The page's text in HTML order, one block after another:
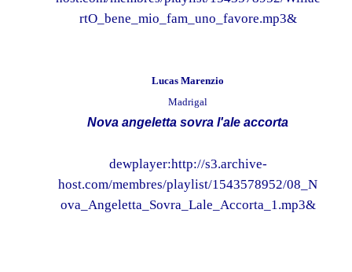
rtO_bene_mio_fam_uno_favore.mp3&
Lucas Marenzio
Madrigal
Nova angeletta sovra l'ale accorta
dewplayer:http://s3.archive-
host.com/membres/playlist/1543578952/08_N
ova_Angeletta_Sovra_Lale_Accorta_1.mp3&